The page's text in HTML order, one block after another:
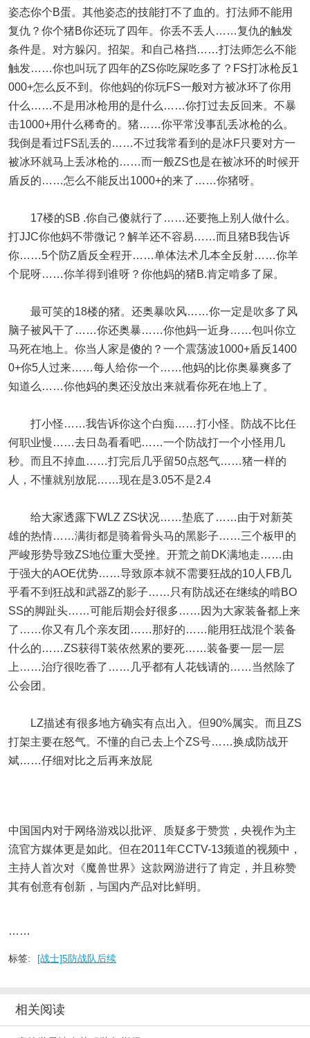
姿态你个B蛋。其他姿态的技能打不了血的。打法师不能用
复仇？你个猪B你还玩了四年。你丢不丢人……复仇的触发
条件是。对方躲闪。招架。和自己格挡……打法师怎么不能
触发……你也叫玩了四年的ZS你吃屎吃多了？FS打冰枪反1
000+怎么反不到。你他妈的你玩FS一般对方被冰环了你用
什么……不是用冰枪用的是什么……你打过去反回来。不暴
击1000+用什么稀奇的。猪……你平常没事乱丢冰枪的么。
我倒是看过FS乱丢的……不过我常看到的是冰F只要对方一
被冰环就马上丢冰枪的……而一般ZS也是在被冰环的时候开
盾反的……怎么不能反出1000+的来了……你猪呀。
17楼的SB .你自己傻就行了……还要拖上别人做什么。
打JJC你他妈不带微记？解羊还不容易……而且猪B我告诉
你……5个防Z盾反全程开……单体法术几本全反射……你羊
个屁呀……你羊得到谁呀？你他妈的猪B.肯定啃多了屎。
最可笑的18楼的猪。还奥暴吹风……你一定是吹多了风
脑子被风干了……你还奥暴……你他妈一近身……包叫你立
马死在地上。你当人家是傻的？一个震荡波1000+盾反1400
0+你5人过来……每人给你一个……他妈的比你奥暴爽多了
知道么……你他妈的奥还没放出来就看你死在地上了。
打小怪……我告诉你这个白痴……打小怪。防战不比任
何职业慢……去日岛看看吧……一个防战打一个小怪用几
秒。而且不掉血……打完后几乎留50点怒气……猪一样的
人，不懂就别放屁……现在是3.05不是2.4
给大家透露下WLZ ZS状况……垫底了……由于对新英
雄的热情……满街都是骑着骨头马的黑影子……三个板甲的
严峻形势导致ZS地位重大受挫。开荒之前DK满地走……由
于强大的AOE优势……导致原本就不需要狂战的10人FB几
乎看不到狂战和武器Z的影子……只有防战还在继续的啃BO
SS的脚趾头……可能后期会好很多……因为大家装备都上来
了……你又有几个亲友团……那好的……能用狂战混个装备
什么的……ZS获得T装依然累的要死……装备要一层一层
上……治疗很吃香了……几乎都有人花钱请的……当然除了
公会团。
LZ描述有很多地方确实有点出入。但90%属实。而且ZS
打架主要在怒气。不懂的自己去上个ZS号……换成防战开
斌……仔细对比之后再来放屁
中国国内对于网络游戏以批评、质疑多于赞赏，央视作为主
流官方媒体更是如此。但在2011年CCTV-13频道的视频中，
主持人首次对《魔兽世界》这款网游进行了肯定，并且称赞
其有创意有创新，与国内产品对比鲜明。
……
标签: [战士]5防战队后续
相关阅读